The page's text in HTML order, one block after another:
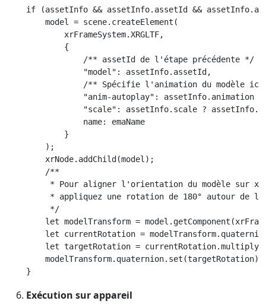
if (assetInfo && assetInfo.assetId &&
    model = scene.createElement(
        xrFrameSystem.XRGLTF,
        {
            /** assetId de l'étape précédente */
            "model": assetInfo.assetId,
/** Spécifie l'animation du modèle ici
"anim-autoplay": assetInfo.animation
"scale": assetInfo.scale ?
            name: emaName
        }
    );
    xrNode.addChild(model);
    /**
* Pour aligner l'orientation du modèle sur
* appliquez une rotation de 180° autour de
     */
let modelTransform =
let currentRotation =
let targetRotation =
    modelTransform.quaternion.set(targetRotation);
Exécution sur appareil